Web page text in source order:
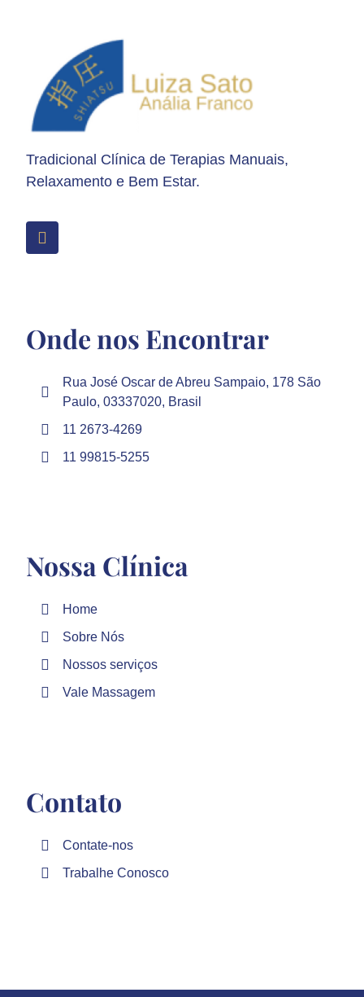
Tradicional Clínica de Terapias Manuais,
Relaxamento e Bem Estar.
Onde nos Encontrar
Rua José Oscar de Abreu Sampaio, 178 São
Paulo, 03337020, Brasil
11 2673-4269
11 99815-5255
Nossa Clínica
Home
Sobre Nós
Nossos serviços
Vale Massagem
Contato
Contate-nos
Trabalhe Conosco